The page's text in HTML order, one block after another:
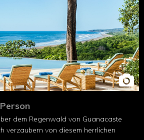
dem Regenwald von Guanacaste
verzaubern von diesem herrlichen